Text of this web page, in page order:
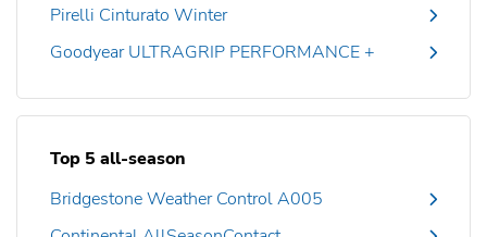
Pirelli Cinturato Winter
Goodyear ULTRAGRIP PERFORMANCE +
Top 5 all-season
Bridgestone Weather Control A005